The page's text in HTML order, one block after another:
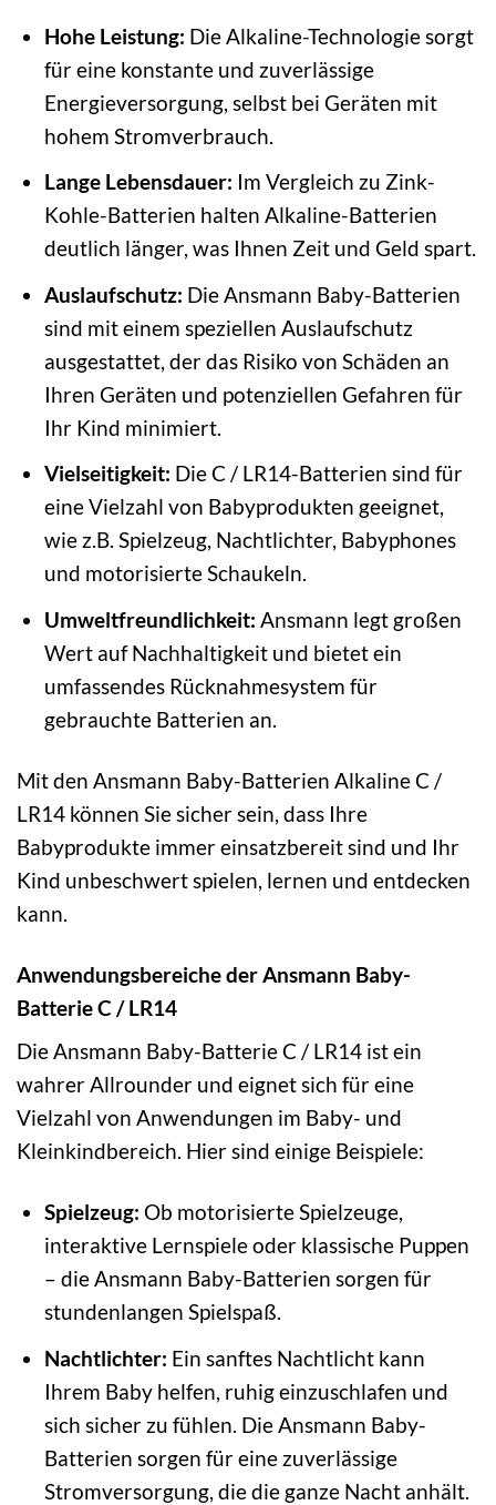
Hohe Leistung: Die Alkaline-Technologie sorgt
für eine konstante und zuverlässige
Energieversorgung, selbst bei Geräten mit
hohem Stromverbrauch.
Lange Lebensdauer: Im Vergleich zu Zink-
Kohle-Batterien halten Alkaline-Batterien
deutlich länger, was Ihnen Zeit und Geld spart.
Auslaufschutz: Die Ansmann Baby-Batterien
sind mit einem speziellen Auslaufschutz
ausgestattet, der das Risiko von Schäden an
Ihren Geräten und potenziellen Gefahren für
Ihr Kind minimiert.
Vielseitigkeit: Die C / LR14-Batterien sind für
eine Vielzahl von Babyprodukten geeignet,
wie z.B. Spielzeug, Nachtlichter, Babyphones
und motorisierte Schaukeln.
Umweltfreundlichkeit: Ansmann legt großen
Wert auf Nachhaltigkeit und bietet ein
umfassendes Rücknahmesystem für
gebrauchte Batterien an.
Mit den Ansmann Baby-Batterien Alkaline C /
LR14 können Sie sicher sein, dass Ihre
Babyprodukte immer einsatzbereit sind und Ihr
Kind unbeschwert spielen, lernen und entdecken
kann.
Anwendungsbereiche der Ansmann Baby-
Batterie C / LR14
Die Ansmann Baby-Batterie C / LR14 ist ein
wahrer Allrounder und eignet sich für eine
Vielzahl von Anwendungen im Baby- und
Kleinkindbereich. Hier sind einige Beispiele:
Spielzeug: Ob motorisierte Spielzeuge,
interaktive Lernspiele oder klassische Puppen
– die Ansmann Baby-Batterien sorgen für
stundenlangen Spielspaß.
Nachtlichter: Ein sanftes Nachtlicht kann
Ihrem Baby helfen, ruhig einzuschlafen und
sich sicher zu fühlen. Die Ansmann Baby-
Batterien sorgen für eine zuverlässige
Stromversorgung, die die ganze Nacht anhält.